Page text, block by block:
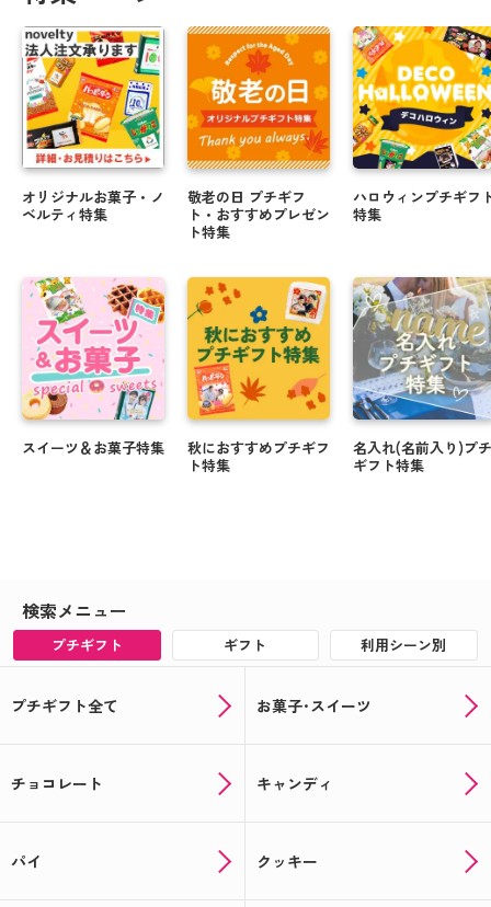
オリジナルお菓子・ノ
ベルティ特集
スイーツ＆お菓子特集
敬老の日 プチギフ
ト・おすすめプレゼン
ト特集
秋におすすめプチギフ
ト特集
ハロウィンプチギフ
特集
名入れ(名前入り)プチ
ギフト特集
検索メニュー
プチギフト ギフト 利用シーン別
プチギフト全て お菓子･スイーツ
チョコレート キャンディ
パイ クッキー